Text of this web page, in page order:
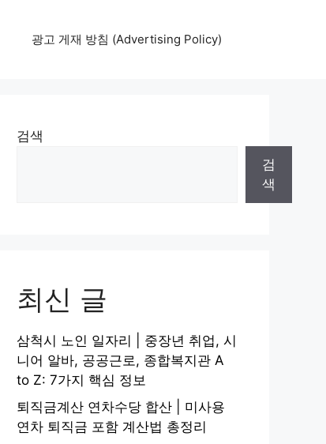
광고 게재 방침 (Advertising Policy)
검색
검
색
최신 글
삼척시 노인 일자리 | 중장년 취업, 시
니어 알바, 공공근로, 종합복지관 A
to Z: 7가지 핵심 정보
퇴직금계산 연차수당 합산 | 미사용
연차 퇴직금 포함 계산법 총정리